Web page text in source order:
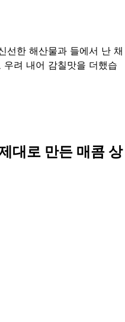
선한 해산물과 들에서 난 채
려 내어 감칠맛을 더했습
대로 만든 매콤 상